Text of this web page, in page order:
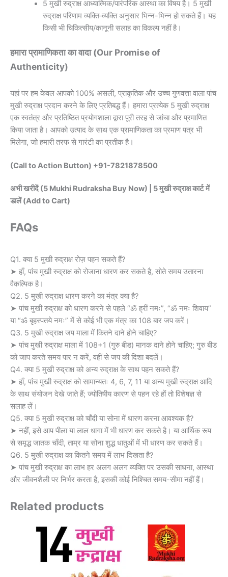
5 मुखी रुद्राक्ष आध्यात्मिक/पारंपरिक आस्था का विषय है। 5 मुखी
रुद्राक्ष परिणाम व्यक्ति‑व्यक्ति अनुसार भिन्न-भिन्न हो सकते हैं। यह
किसी भी चिकित्सीय/कानूनी सलाह का विकल्प नहीं है।
हमारा प्रामाणिकता का वादा (Our Promise of
Authenticity)
यहां पर हम केवल आपको 100% असली, प्राकृतिक और उच्च गुणवत्ता वाला पांच
मुखी रुद्राक्ष प्रदान करने के लिए प्रतिबद्ध हैं। हमारा प्रत्येक 5 मुखी रुद्राक्ष
एक स्वतंत्र और प्रतिष्ठित प्रयोगशाला द्वारा पूरी तरह से जांचा और प्रमाणित
किया जाता है। आपको उत्पाद के साथ एक प्रामाणिकता का प्रमाण पत्र भी
मिलेगा, जो हमारी तरफ से गारंटी का प्रतीक है।
(Call to Action Button) +91-7821878500
अभी खरीदें (5 Mukhi Rudraksha Buy Now) | 5 मुखी रुद्राक्ष कार्ट में
डालें (Add to Cart)
FAQs
Q1. क्या 5 मुखी रुद्राक्ष रोज़ पहन सकते हैं?
➤ हाँ, पांच मुखी रुद्राक्ष को रोजाना धारण कर सकते है, सोते समय उतारना
वैकल्पिक है।
Q2. 5 मुखी रुद्राक्ष धारण करने का मंत्र क्या है?
➤ पांच मुखी रुद्राक्ष को धारण करने से पहले “ॐ ह्रीं नमः”, “ॐ नमः शिवाय”
या “ॐ बृहस्पतये नमः” में से कोई भी एक मंत्र का 108 बार जप करें।
Q3. 5 मुखी रुद्राक्ष जप माला में कितने दाने होने चाहिए?
➤ पांच मुखी रुद्राक्ष माला में 108+1 (गुरु बीड) मानक दाने होने चाहिए; गुरु बीड
को जाप करते समय पार न करें, वहीं से जप की दिशा बदलें।
Q4. क्या 5 मुखी रुद्राक्ष को अन्य रुद्राक्ष के साथ पहन सकते हैं?
➤ हाँ, पांच मुखी रुद्राक्ष को सामान्यतः 4, 6, 7, 11 या अन्य मुखी रुद्राक्ष आदि
के साथ संयोजन देखे जाते हैं; ज्योतिषीय कारण से पहन रहे हों तो विशेषज्ञ से
सलाह लें।
Q5. क्या 5 मुखी रुद्राक्ष को चाँदी या सोना में धारण करना आवश्यक है?
➤ नहीं, इसे आप पीला या लाल धागा में भी धारण कर सकते है। या आर्थिक रूप
से समृद्ध जातक चाँदी, ताम्र या सोना शुद्ध धातुओं में भी धारण कर सकते हैं।
Q6. 5 मुखी रुद्राक्ष का कितने समय में लाभ दिखता है?
➤ पांच मुखी रुद्राक्ष का लाभ हर अलग अलग व्यक्ति पर उसकी साधना, आस्था
और जीवनशैली पर निर्भर करता है, इसकी कोई निश्चित समय-सीमा नहीं हैं।
Related products